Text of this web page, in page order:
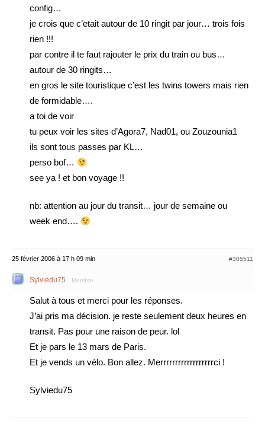
config…
je crois que c’etait autour de 10 ringit par jour… trois fois
rien !!!
par contre il te faut rajouter le prix du train ou bus…
autour de 30 ringits…
en gros le site touristique c’est les twins towers mais rien
de formidable….
a toi de voir
tu peux voir les sites d’Agora7, Nad01, ou Zouzounia1
ils sont tous passes par KL…
perso bof…
see ya ! et bon voyage !!
nb: attention au jour du transit… jour de semaine ou
week end….
25 février 2006 à 17 h 09 min #305511
Sylviedu75 Membre
Salut à tous et merci pour les réponses.
J’ai pris ma décision. je reste seulement deux heures en
transit. Pas pour une raison de peur. lol
Et je pars le 13 mars de Paris.
Et je vends un vélo. Bon allez. Merrrrrrrrrrrrrrrrrrci !
Sylviedu75